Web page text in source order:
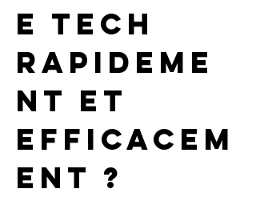
e tech
rapideme
nt et
efficacem
ent ?